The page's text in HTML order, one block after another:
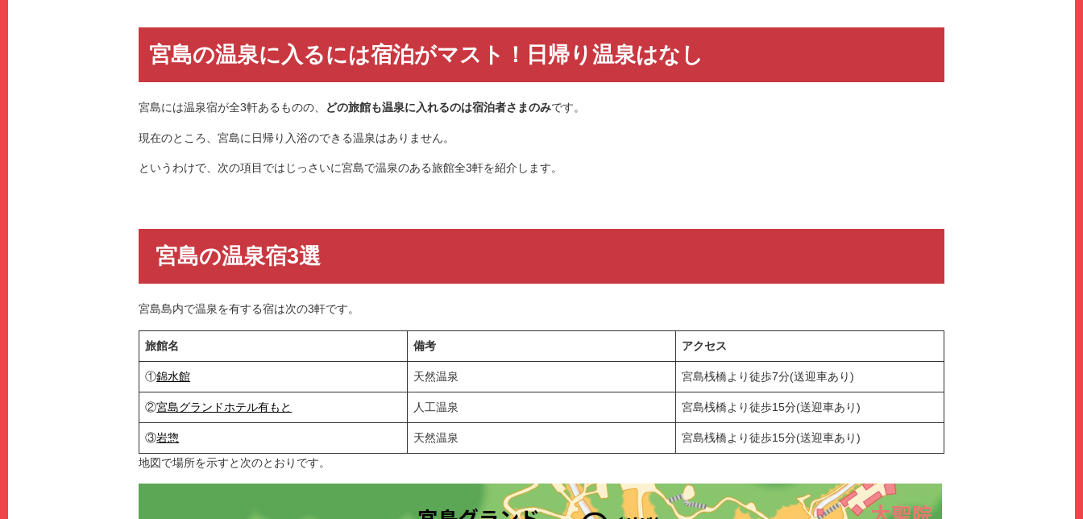
宮島の温泉に入るには宿泊がマスト！日帰り温泉はなし
宮島には温泉宿が全3軒あるものの、 どの旅館も温泉に入れるのは宿泊者さまのみです。
現在のところ、宮島に日帰り入浴のできる温泉はありません。
というわけで、次の項目ではじっさいに宮島で温泉のある旅館全3軒を紹介します。
宮島の温泉宿3選
宮島島内で温泉を有する宿は次の3軒です。
旅館名 備考 アクセス
①錦水館 天然温泉 宮島桟橋より徒歩7分(送迎車あり)
②宮島グランドホテル有もと 人工温泉 宮島桟橋より徒歩15分(送迎車あり)
③岩惣 天然温泉
宮島桟橋より徒歩15分(送迎車あり)
地図で場所を示すと次のとおりです。